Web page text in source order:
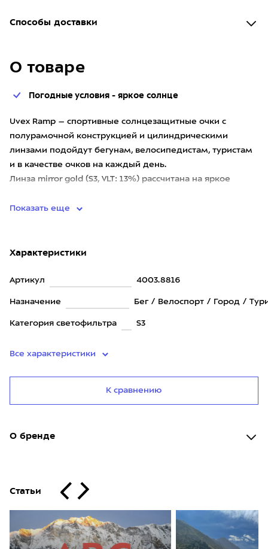
Способы доставки
О товаре
Погодные условия - яркое солнце
Uvex Ramp – спортивные солнцезащитные очки с
полурамочной конструкцией и цилиндрическими
линзами подойдут бегунам, велосипедистам, туристам
и в качестве очков на каждый день.
Линза mirror gold (S3, VLT: 13%) рассчитана на яркое
Показать еще
Характеристики
Артикул 4003.8816
Назначение Бег / Велоспорт / Город /
Категория светофильтра S3
Все характеристики
К сравнению
О бренде
Статьи